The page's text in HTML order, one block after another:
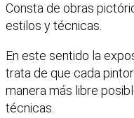
Consta de obras
estilos y técnicas.
En este sentido la
trata de que cada
manera más libre
técnicas.